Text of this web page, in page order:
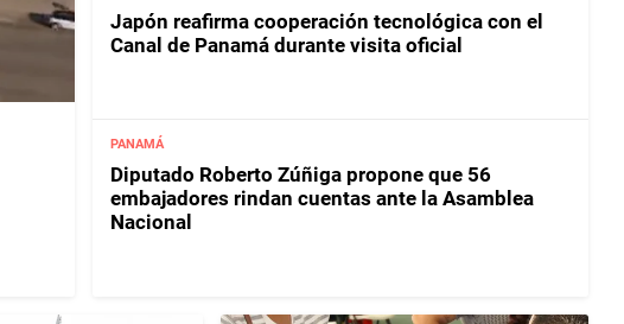
Japón reafirma cooperación tecnológica con el
Canal de Panamá durante visita oficial
PANAMÁ
Diputado Roberto Zúñiga propone que 56
embajadores rindan cuentas ante la Asamblea
Nacional